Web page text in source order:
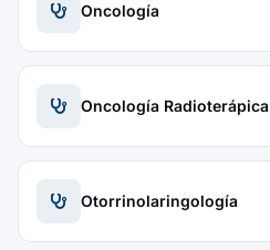
Oncología
Oncología Radioterápica
Otorrinolaringología